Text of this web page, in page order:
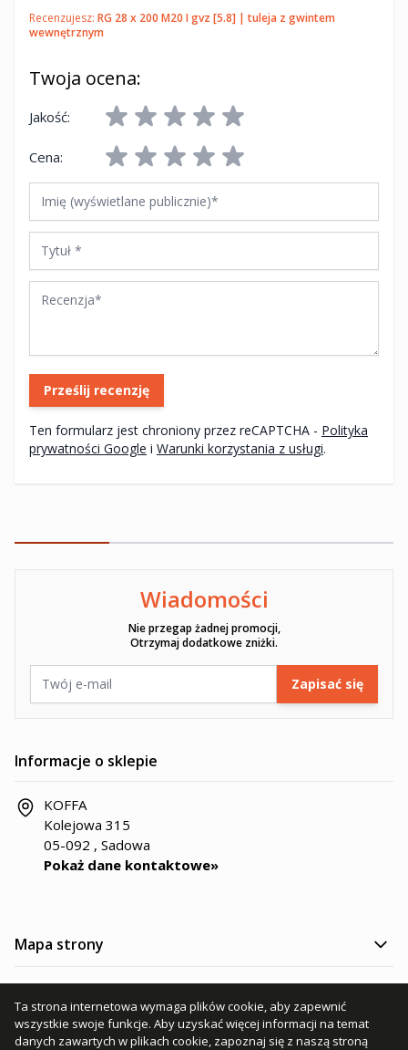
Ta strona internetowa wymaga plików cookie, aby zapewnić
wszystkie swoje funkcje. Aby uzyskać więcej informacji na temat
danych zawartych w plikach cookie, zapoznaj się z naszą stroną
Recenzujesz: RG 28 x 200 M20 I gvz [5.8] | tuleja z gwintem
wewnętrznym
Twoja ocena:
Jakość:
Cena:
Prześlij recenzję
Ten formularz jest chroniony przez reCAPTCHA - Polityka
prywatności Google i Warunki korzystania z usługi.
Wiadomości
Nie przegap żadnej promocji,
Otrzymaj dodatkowe zniżki.
Zapisać się
Ten formularz jest chroniony przez reCAPTCHA -
Informacje o sklepie
KOFFA
Kolejowa 315
05-092 , Sadowa
Pokaż dane kontaktowe»
Mapa strony
Kategorie produktów
Informacje